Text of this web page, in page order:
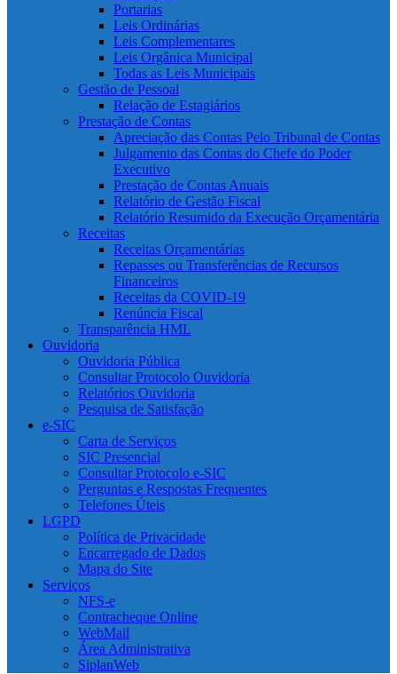
Portarias
Leis Ordinárias
Leis Complementares
Leis Orgânica Municipal
Todas as Leis Municipais
Gestão de Pessoal
Relação de Estagiários
Prestação de Contas
Apreciação das Contas Pelo Tribunal de Contas
Julgamento das Contas do Chefe do Poder
Executivo
Prestação de Contas Anuais
Relatório de Gestão Fiscal
Relatório Resumido da Execução Orçamentária
Receitas
Receitas Orçamentárias
Repasses ou Transferências de Recursos
Financeiros
Receitas da COVID-19
Renúncia Fiscal
Transparência HML
Ouvidoria
Ouvidoria Pública
Consultar Protocolo Ouvidoria
Relatórios Ouvidoria
Pesquisa de Satisfação
e-SIC
Carta de Serviços
SIC Presencial
Consultar Protocolo e-SIC
Perguntas e Respostas Frequentes
Telefones Úteis
LGPD
Política de Privacidade
Encarregado de Dados
Mapa do Site
Serviços
NFS-e
Contracheque Online
WebMail
Área Administrativa
SiplanWeb